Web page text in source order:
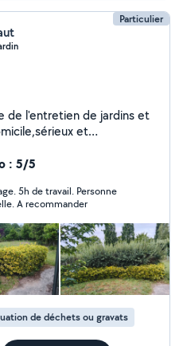
Particulier
de l'entretien de jardins et
et
: 5/5
très sympathique et professionnelle. A recommander
de déchets ou gravats